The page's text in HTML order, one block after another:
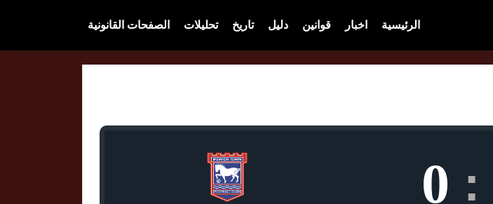
الرئيسية اخبار قوانين دليل تاريخ تحليلات الصفحات القانونية
:
0